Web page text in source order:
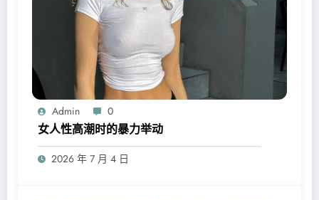
Admin 0
女人性高潮时的暴力举动
2026 年 7 月 4 日